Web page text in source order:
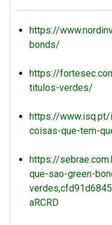
https://
bonds/
https://
titulos-verdes/
https://
coisas-que-tem-
https://
que-sao-green-
aRCRD